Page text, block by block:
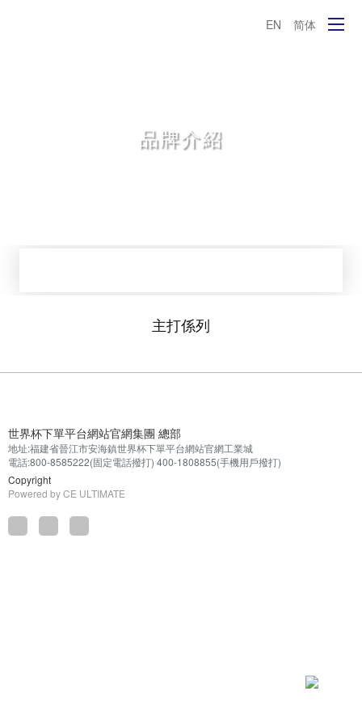
简体
EN
品牌介紹
主打係列
世界杯下單平台網站官網集團 總部
地址:福建省晉江市安海鎮世界杯下單平台網站官網工業城
電話:800-8585222(固定電話撥打) 400-1808855(手機用戶撥打)
Copyright
Powered byCE ULTIMATE